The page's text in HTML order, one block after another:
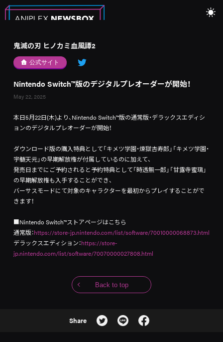
鬼滅の刃 ヒノカミ血風譚2
公式サイト
Nintendo Switch™版のデジタルプレオーダーが開始！
May 22, 2025
本日5月22日(木)より、Nintendo Switch™版の通常版・デラックスエディシ
ョンのデジタルプレオーダーが開始！
ダウンロード版の購入特典として「キメツ学園・煉󠄁獄杏寿郎」「キメツ学園・
宇髄天元」の早期解放権が付属しているのに加えて、
発売日までにご予約されると予約特典として「時透無一郎」「甘露寺蜜璃」
の早期解放権も入手することができ、
バーサスモードにて対象のキャラクターを最初からプレイすることがで
きます！
■Nintendo Switch™ストアページはこちら
通常版：https://store-jp.nintendo.com/list/software/70010000068873.html
デラックスエディション：https://store-
jp.nintendo.com/list/software/70070000027808.html
Back to top
Share